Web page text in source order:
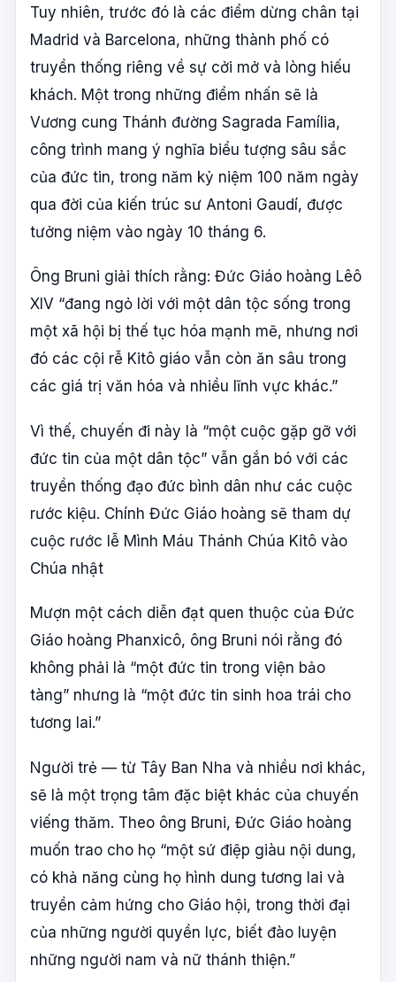
Tuy nhiên, trước đó là các điểm dừng chân tại
Madrid và Barcelona, những thành phố có
truyền thống riêng về sự cởi mở và lòng hiếu
khách. Một trong những điểm nhấn sẽ là
Vương cung Thánh đường Sagrada Família,
công trình mang ý nghĩa biểu tượng sâu sắc
của đức tin, trong năm kỷ niệm 100 năm ngày
qua đời của kiến trúc sư Antoni Gaudí, được
tưởng niệm vào ngày 10 tháng 6.
Ông Bruni giải thích rằng: Đức Giáo hoàng Lêô
XIV “đang ngỏ lời với một dân tộc sống trong
một xã hội bị thế tục hóa mạnh mẽ, nhưng nơi
đó các cội rễ Kitô giáo vẫn còn ăn sâu trong
các giá trị văn hóa và nhiều lĩnh vực khác.”
Vì thế, chuyến đi này là “một cuộc gặp gỡ với
đức tin của một dân tộc” vẫn gắn bó với các
truyền thống đạo đức bình dân như các cuộc
rước kiệu. Chính Đức Giáo hoàng sẽ tham dự
cuộc rước lễ Mình Máu Thánh Chúa Kitô vào
Chúa nhật
Mượn một cách diễn đạt quen thuộc của Đức
Giáo hoàng Phanxicô, ông Bruni nói rằng đó
không phải là “một đức tin trong viện bảo
tàng” nhưng là “một đức tin sinh hoa trái cho
tương lai.”
Người trẻ — từ Tây Ban Nha và nhiều nơi khác,
sẽ là một trọng tâm đặc biệt khác của chuyến
viếng thăm. Theo ông Bruni, Đức Giáo hoàng
muốn trao cho họ “một sứ điệp giàu nội dung,
có khả năng cùng họ hình dung tương lai và
truyền cảm hứng cho Giáo hội, trong thời đại
của những người quyền lực, biết đào luyện
những người nam và nữ thánh thiện.”